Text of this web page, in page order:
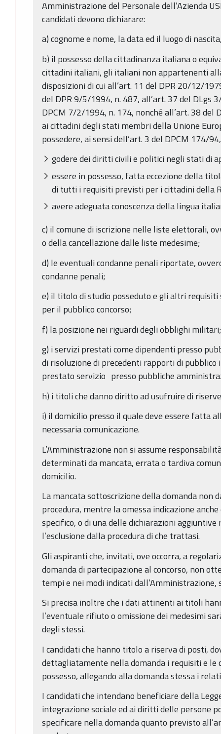
Amministrazione del Personale dell’Azienda
candidati devono dichiarare:
a) cognome e nome, la data ed il luogo di
b) il possesso della cittadinanza italiana o
cittadini italiani, gli italiani non appartenenti
disposizioni di cui all’art. 11 del DPR 20/12/
del DPR 9/5/1994, n. 487, all’art. 37 del DLgs
DPCM 7/2/1994, n. 174, nonché all’art. 38
ai cittadini degli stati membri della Unione
possedere, ai sensi dell’art. 3 del DPCM 174/
godere dei diritti civili e politici negli stati di
essere in possesso, fatta eccezione della
di tutti i requisiti previsti per i cittadini della
avere adeguata conoscenza della lingua
c) il comune di iscrizione nelle liste elettorali,
o della cancellazione dalle liste medesime;
d) le eventuali condanne penali riportate,
condanne penali;
e) il titolo di studio posseduto e gli altri
per il pubblico concorso;
f) la posizione nei riguardi degli obblighi militari;
g) i servizi prestati come dipendenti presso
di risoluzione di precedenti rapporti di pubblico
prestato servizio presso pubbliche
h) i titoli che danno diritto ad usufruire di
i) il domicilio presso il quale deve essere fatta
necessaria comunicazione.
L’Amministrazione non si assume
determinati da mancata, errata o tardiva
domicilio.
La mancata sottoscrizione della domanda non
procedura, mentre la omessa indicazione
specifico, o di una delle dichiarazioni
l’esclusione dalla procedura di che trattasi.
Gli aspiranti che, invitati, ove occorra, a
domanda di partecipazione al concorso, non
tempi e nei modi indicati dall’Amministrazione,
Si precisa inoltre che i dati attinenti ai titoli
l’eventuale rifiuto o omissione dei medesimi
degli stessi.
I candidati che hanno titolo a riserva di posti,
dettagliatamente nella domanda i requisiti e le
possesso, allegando alla domanda stessa i
I candidati che intendano beneficiare della
integrazione sociale ed ai diritti delle persone
specificare nella domanda quanto previsto